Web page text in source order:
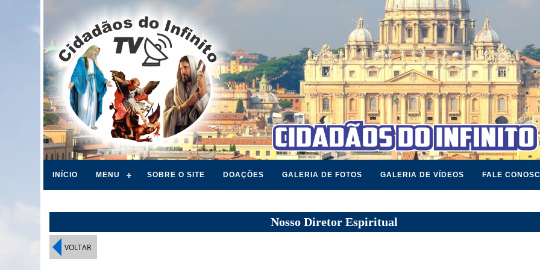
INÍCIO MENU SOBRE O SITE DOAÇÕES GALERIA DE FOTOS GALERIA DE VÍDEOS FALE
Nosso Diretor Espiritual
VOLTAR